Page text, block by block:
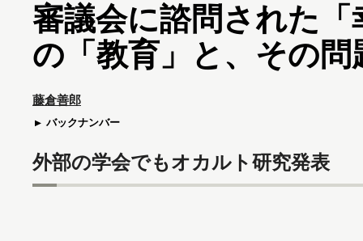
審議会に諮問された
の「教育」と、その問
藤倉善郎
バックナンバー
外部の学会でもオカルト研究発表